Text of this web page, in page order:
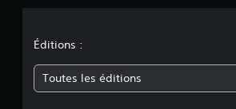
Éditions :
Toutes les éditions